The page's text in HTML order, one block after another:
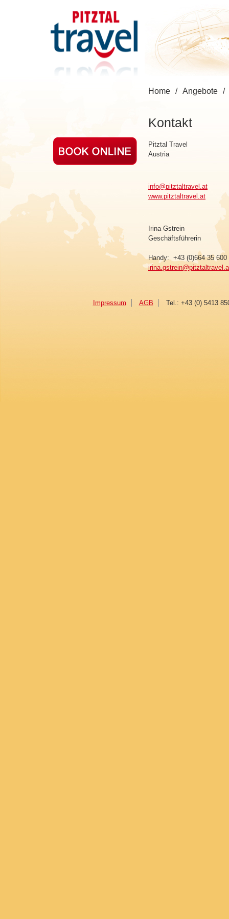
Home / Angebote /
Kontakt
Pitztal Travel
Austria
info@pitztaltravel.at
www.pitztaltravel.at
Irina Gstrein
Geschäftsführerin
Handy: +43 (0)664 35 600
Impressum AGB Tel.: +43 (0) 5413